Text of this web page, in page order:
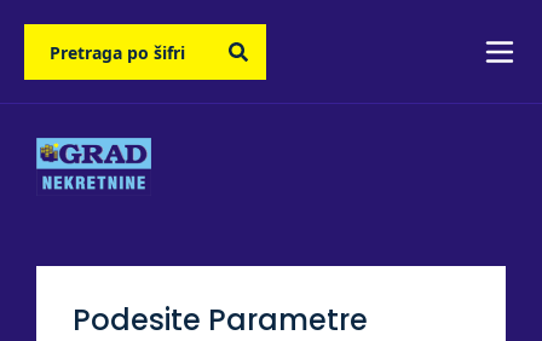
Podesite Parametre